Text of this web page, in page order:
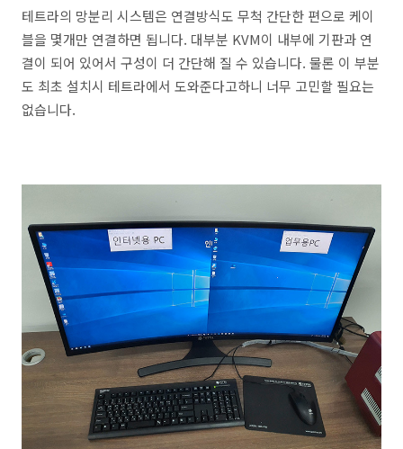
테트라의 망분리 시스템은 연결방식도 무척 간단한 편으로 케이
블을 몇개만 연결하면 됩니다. 대부분 KVM이 내부에 기판과 연
결이 되어 있어서 구성이 더 간단해 질 수 있습니다. 물론 이 부분
도 최초 설치시 테트라에서 도와준다고하니 너무 고민할 필요는
없습니다.